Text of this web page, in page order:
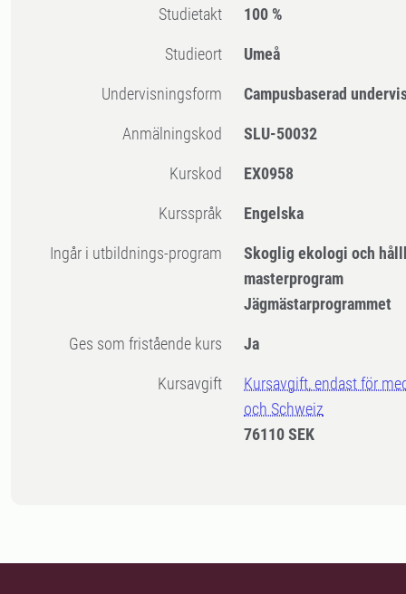
Studietakt 100 %
Studieort Umeå
Undervisningsform Campusbaserad
Anmälningskod SLU-50032
Kurskod EX0958
Kursspråk Engelska
Ingår i utbildnings-program
Skoglig ekologi och
masterprogram
Jägmästarprogrammet
Ges som fristående kurs Ja
Kursavgift
Kursavgift, endast för
och Schweiz
76110 SEK